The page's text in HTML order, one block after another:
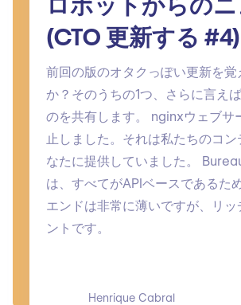
(CTO 更新する #4)
前回の版のオタクっぽい更新を覚
か？そのうちの1つ、さらに言え
のを共有します。 nginxウェブサ
止しました。それは私たちのコン
なたに提供していました。
は、すべてがAPIベースであるた
エンドは非常に薄いですが、リッ
ントです。
Henrique Cabral